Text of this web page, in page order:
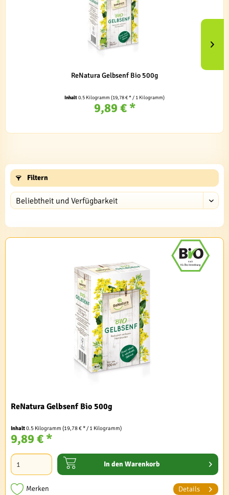
ReNatura Gelbsenf Bio 500g
Inhalt0.5 Kilogramm(19,78 € * / 1 Kilogramm)
9,89 € *
Filtern
ReNatura Gelbsenf Bio 500g
Inhalt0.5 Kilogramm(19,78 € * / 1 Kilogramm)
9,89 € *
In den Warenkorb
Merken Details